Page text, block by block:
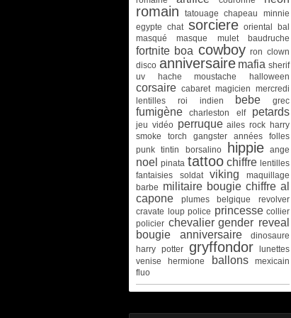
romain tatouage chapeau
minnie
egypte chat sorciere oriental bal
masqué
masque mulet baudruche
fortnite boa cowboy ron clown
disco anniversaire mafia sherif
uv
hache moustache halloween
corsaire cabaret magicien mercredi
lentilles
roi indien bebe grec
fumigène charleston elf petards
jeu vidéo perruque ailes rock harry
smoke torch
gangster
années folles
punk tintin borsalino hippie ange
noel pinata tattoo chiffre lentilles
fantaisies
soldat viking
maquillage
barbe militaire bougie chiffre al
capone
plumes belgique
revolver
cravate loup police princesse collier
policier chevalier gender reveal
bougie anniversaire
dinosaure
harry potter gryffondor lunettes
venise
hermione ballons
mexicain
fluo